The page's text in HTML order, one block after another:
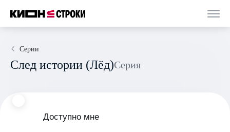
Серии
След истории (Лёд) Серия
Доступно мне